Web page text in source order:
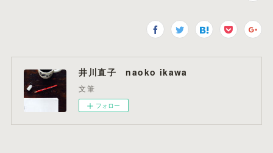
井川直子 naoko ikawa
文筆
フォロー